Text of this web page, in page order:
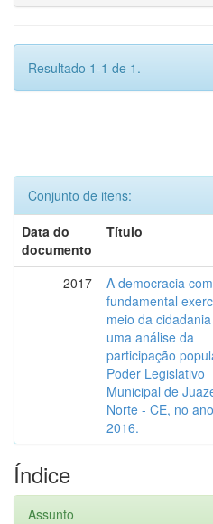
Resultado 1-1 de 1.
Conjunto de itens:
Data do
documento
Título
2017
A democracia
fundamental
meio da
uma análise da
participação
Poder Legislativo
Municipal de
Norte - CE, no
2016.
Índice
Assunto